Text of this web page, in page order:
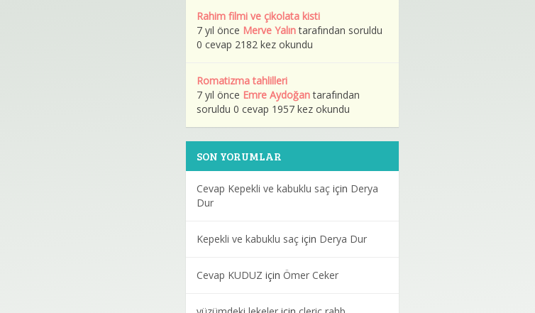
Rahim filmi ve çikolata kisti
7 yıl önce Merve Yalıntarafından soruldu
0 cevap 2182 kez okundu
Romatizma tahlilleri
7 yıl önce Emre Aydoğantarafından
soruldu 0 cevap 1957 kez okundu
SON YORUMLAR
Cevap Kepekli ve kabuklu saç için Derya
Dur
Kepekli ve kabuklu saç için Derya Dur
Cevap KUDUZ için Ömer Ceker